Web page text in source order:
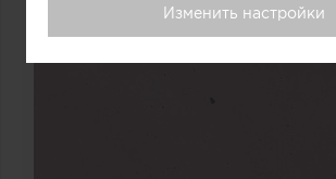
Изменить настройки